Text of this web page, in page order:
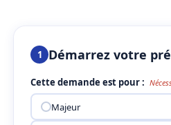
1 Démarrez votre
Cette demande est pour :
Majeur